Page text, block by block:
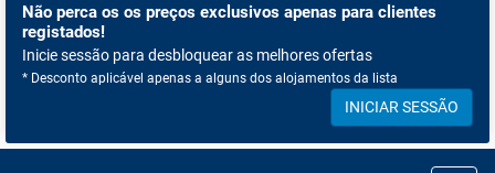
Não perca os os preços exclusivos apenas para clientes
registados!
Inicie sessão para desbloquear as melhores ofertas
* Desconto aplicável apenas a alguns dos alojamentos da lista
INICIAR SESSÃO